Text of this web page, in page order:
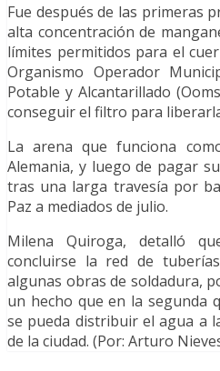
Fue después de las primeras
alta concentración de
límites permitidos para el
Organismo Operador
Potable y Alcantarillado
conseguir el filtro para
La arena que funciona
Alemania, y luego de pagar
tras una larga travesía por
Paz a mediados de julio.
Milena Quiroga, detalló
concluirse la red de
algunas obras de soldadura,
un hecho que en la segunda
se pueda distribuir el agua a
de la ciudad. (Por: Arturo